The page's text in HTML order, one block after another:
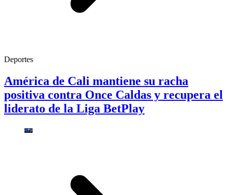
Deportes
América de Cali mantiene su racha
positiva contra Once Caldas y recupera el
liderato de la Liga BetPlay